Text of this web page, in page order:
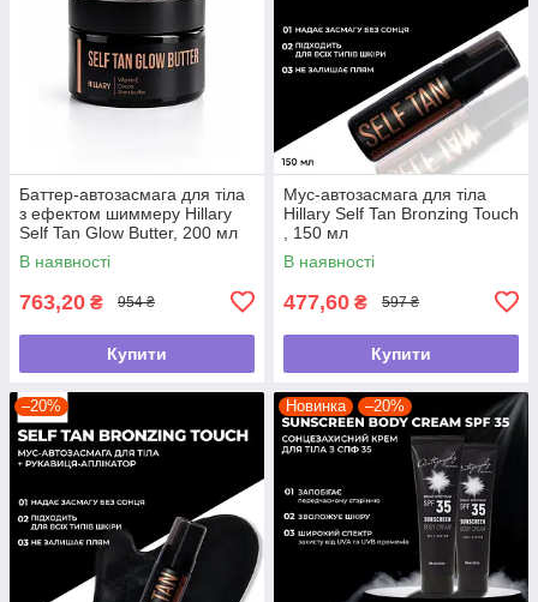
Баттер-автозасмага для тіла
з ефектом шиммеру Hillary
Self Tan Glow Butter, 200 мл
В наявності
763,20 ₴ 954 ₴
Купити
Мус-автозасмага для тіла
Hillary Self Tan Bronzing Touch
, 150 мл
В наявності
477,60 ₴ 597 ₴
Купити
–20% Новинка –20%